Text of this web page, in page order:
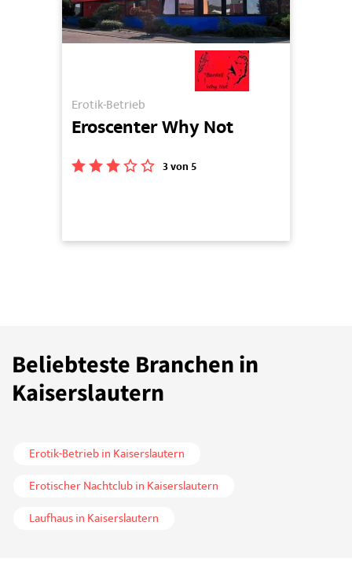
Erotik-Betrieb
Eroscenter Why Not
3 von 5
Beliebteste Branchen in
Kaiserslautern
Erotik-Betrieb in Kaiserslautern
Erotischer Nachtclub in Kaiserslautern
Laufhaus in Kaiserslautern